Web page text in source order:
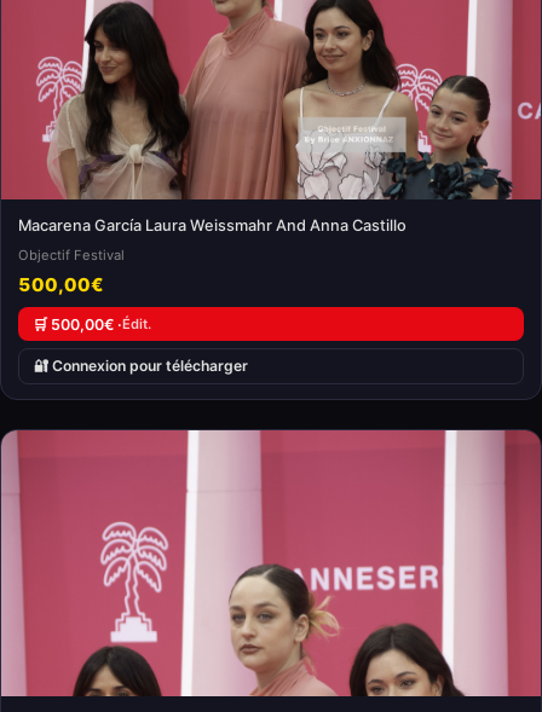
Macarena García Laura Weissmahr And Anna Castillo
Objectif Festival
500,00€
🛒 500,00€ ·Édit.
🔐 Connexion pour télécharger